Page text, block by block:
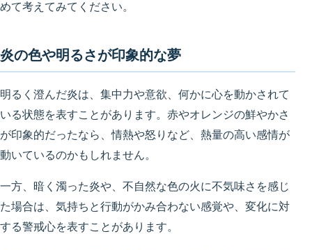
めて考えてみてください。
炎の色や明るさが印象的な夢
明るく澄んだ炎は、集中力や意欲、何かに心を動かされて
いる状態を表すことがあります。赤やオレンジの鮮やかさ
が印象的だったなら、情熱や怒りなど、熱量の高い感情が
動いているのかもしれません。
一方、暗く濁った炎や、不自然な色の火に不気味さを感じ
た場合は、気持ちと行動がかみ合わない感覚や、変化に対
する警戒心を表すことがあります。